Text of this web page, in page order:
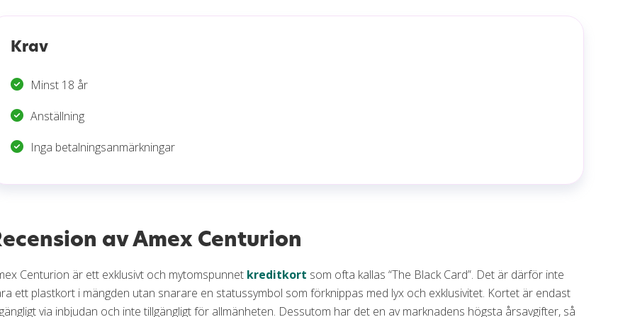
Krav
Minst 18 år
Anställning
Inga betalningsanmärkningar
av Amex Centurion
Centurion är ett exklusivt och mytomspunnet kreditkort som ofta kallas “The Black Card”. Det är därför inte
ett plastkort i mängden utan snarare en statussymbol som förknippas med lyx och exklusivitet. Kortet är endast
via inbjudan och inte tillgängligt för allmänheten. Dessutom har det en av marknadens högsta årsavgifter, så